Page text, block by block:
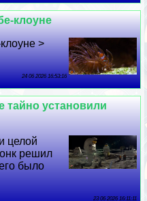
клоуне
>
24 06 2026 16:53:16
тайно установили
целой
решил
было
23 06 2026 16:11:11